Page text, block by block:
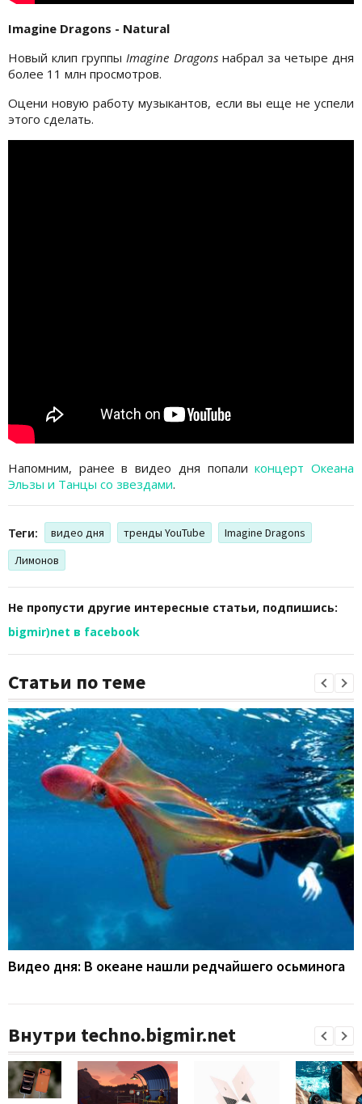
Imagine Dragons - Natural
Новый клип группы Imagine Dragons набрал за четыре дня
более 11 млн просмотров.
Оцени новую работу музыкантов, если вы еще не успели
этого сделать.
Напомним, ранее в видео дня попаликонцерт Океана
Эльзы и Танцы со звездами.
Теги: видео дня тренды YouTube
Imagine Dragons
Лимонов
Не пропусти другие интересные статьи, подпишись:
bigmir)net в facebook
Статьи по теме
Видео дня: В океане нашли редчайшего осьминога
Внутри techno.bigmir.net